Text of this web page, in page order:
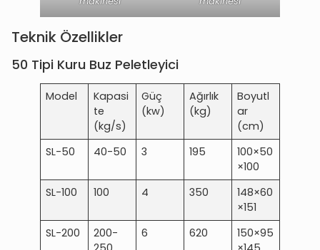
Teknik Özellikler
50 Tipi Kuru Buz Peletleyici
Model
Kapasi
te
(kg/s)
Güç
(kw)
Ağırlık
(kg)
Boyutl
ar
(cm)
SL-50
40-50 3 195
100×50
×100
SL-100
100 4 350
148×60
×151
SL-200
200-
6 620
150×95